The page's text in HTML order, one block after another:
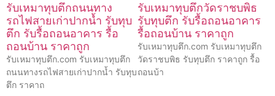
รับเหมาทุบตึกถนนทาง
รถไฟสายเก่าปากน้ำ รับทุบ
ตึก รับรื้อถอนอาคาร รื้อ
ถอนบ้าน ราคาถูก
รับเหมาทุบตึก.com รับเหมาทุบตึก
ถนนทางรถไฟสายเก่าปากน้ำ รับทุบ
ตึก ราคาถ
รับเหมาทุบตึกวัดราชบพิธ
รับทุบตึก รับรื้อถอนอาคาร
รื้อถอนบ้าน ราคาถูก
รับเหมาทุบตึก.com รับเหมาทุบตึก
วัดราชบพิธ รับทุบตึก ราคาถูก รื้อ
ถอนบ้า